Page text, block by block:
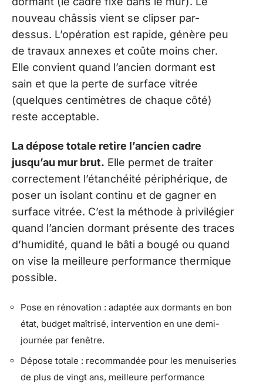
nouveau châssis vient se clipser par-
dessus. L’opération est rapide, génère peu
de travaux annexes et coûte moins cher.
Elle convient quand l’ancien dormant est
sain et que la perte de surface vitrée
(quelques centimètres de chaque côté)
reste acceptable.
La dépose totale retire l’ancien cadre
jusqu’au mur brut. Elle permet de traiter
correctement l’étanchéité périphérique, de
poser un isolant continu et de gagner en
surface vitrée. C’est la méthode à privilégier
quand l’ancien dormant présente des traces
d’humidité, quand le bâti a bougé ou quand
on vise la meilleure performance thermique
possible.
Pose en rénovation : adaptée aux dormants en bon
état, budget maîtrisé, intervention en une demi-
journée par fenêtre.
Dépose totale : recommandée pour les menuiseries
de plus de vingt ans, meilleure performance